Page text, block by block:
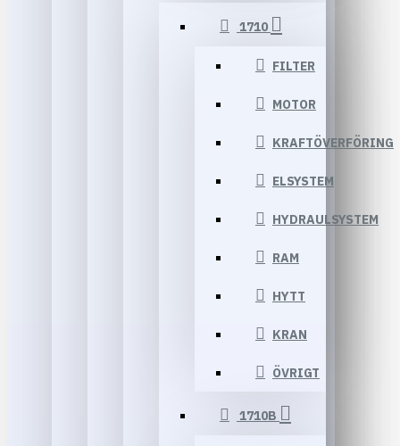
1710
FILTER
MOTOR
KRAFTÖVERFÖRING
ELSYSTEM
HYDRAULSYSTEM
RAM
HYTT
KRAN
ÖVRIGT
1710B